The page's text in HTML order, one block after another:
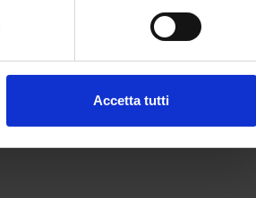
Accetta tutti